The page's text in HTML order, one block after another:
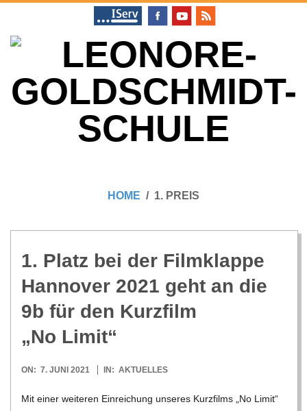
content
O
N
O
R
E
HOME 1. PREIS
1. Platz bei der Film­klappe
Han­no­ver 2021 geht an die
9b für den Kurz­film
„No Limit“
2021-
ON: 7. JUNI 2021 IN: AKTUELLES
Mit einer wei­te­ren Ein­rei­chung unse­res Kurz­films „No Limit“